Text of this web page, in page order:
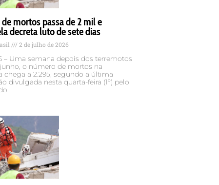
mortos passa de 2 mil e
decreta luto de sete dias
2 de julho de 2026
– Uma semana depois dos terremotos
o número de mortos na
chega a 2.295, segundo a última
divulgada nesta quarta-feira (1º) pelo